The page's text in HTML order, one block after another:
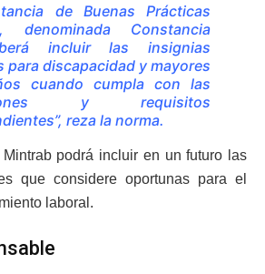
de Buenas Prácticas
denominada Constancia
incluir las insignias
para discapacidad y mayores
cuando cumpla con las
y requisitos
reza la norma.
podrá incluir en un futuro las
que considere oportunas para el
laboral.